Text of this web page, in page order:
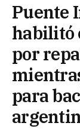
Puente
habilitó
por
para